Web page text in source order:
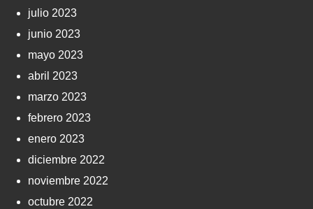
julio 2023
junio 2023
mayo 2023
abril 2023
marzo 2023
febrero 2023
enero 2023
diciembre 2022
noviembre 2022
octubre 2022